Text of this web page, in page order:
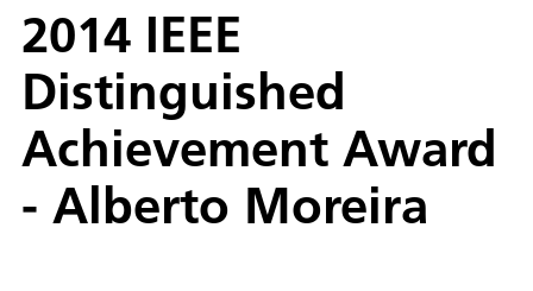
2014 IEEE
Distinguished
Achievement Award
- Alberto Moreira